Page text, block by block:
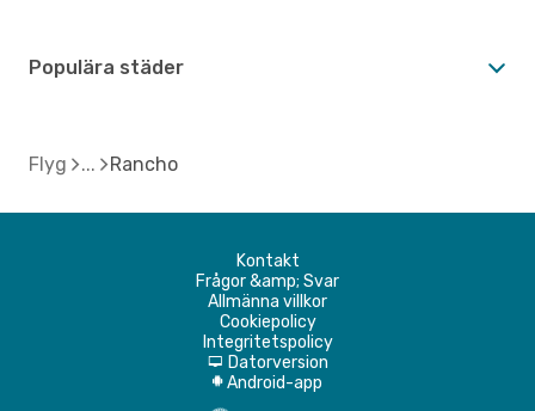
Populära städer
Flyg Rancho
Kontakt
Frågor &amp; Svar
Allmänna villkor
Cookiepolicy
Integritetspolicy
d Datorversion
A Android-app